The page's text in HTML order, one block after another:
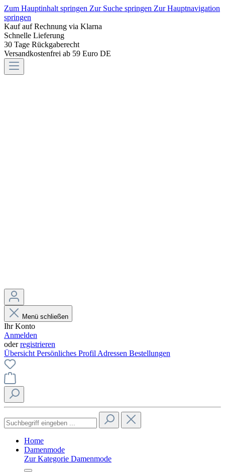
Zum Hauptinhalt springen Zur Suche springen Zur Hauptnavigation
springen
Kauf auf Rechnung via Klarna
Schnelle Lieferung
30 Tage Rückgaberecht
Versandkostenfrei ab 59 Euro DE
Menü schließen
Ihr Konto
Anmelden
oderregistrieren
Übersicht Persönliches Profil Adressen Bestellungen
Home
Damenmode
Zur Kategorie Damenmode